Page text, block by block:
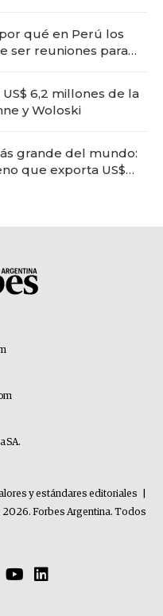
qué en Perú los
ser reuniones para
6,2 millones de la
y Woloski
grande del mundo:
que exporta US$
SA.
y estándares editoriales
Forbes Argentina. Todos